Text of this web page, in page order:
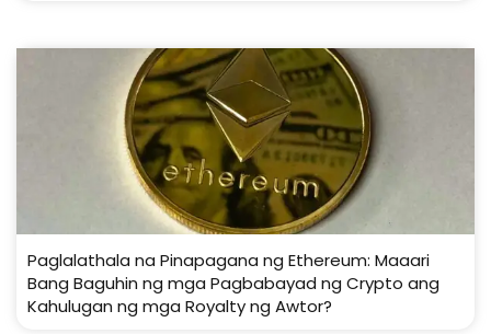
Paglalathala na Pinapagana ng Ethereum: Maaari
Bang Baguhin ng mga Pagbabayad ng Crypto ang
Kahulugan ng mga Royalty ng Awtor?